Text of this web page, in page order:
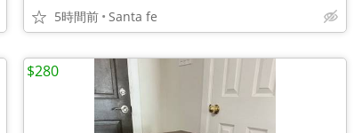
5時間前 Santa fe
$280